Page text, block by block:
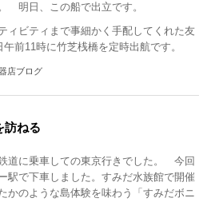
明日、この船で出立です。
ィビティまで事細かく手配してくれた友
前11時に竹芝桟橋を定時出航です。
店ブログ
訪ねる
道に乗車しての東京行きでした。 今回
駅で下車しました。すみだ水族館で開催
かのような島体験を味わう「すみだボニ